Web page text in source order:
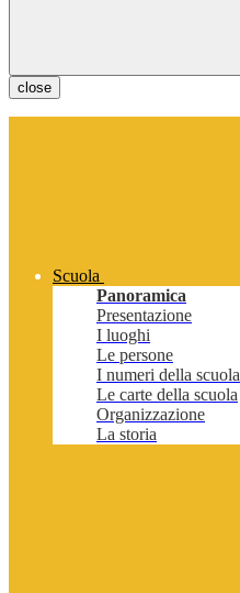
close
Scuola
Panoramica
Presentazione
I luoghi
Le persone
I numeri della scuola
Le carte della scuola
Organizzazione
La storia